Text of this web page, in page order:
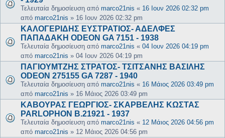
Τελευταία δημοσίευση από marco21nis « 16 Ιουν 2026 02:32 pm
από marco21nis » 16 Ιουν 2026 02:32 pm
ΚΑΛΟΓΕΡΙΔΗΣ ΕΥΣΤΡΑΤΙΟΣ- ΑΔΕΛΦΕΣ
ΠΑΠΑΔΑΚΗ ODEON GA 7151 - 1938
Τελευταία δημοσίευση από marco21nis « 04 Ιουν 2026 04:19 pm
από marco21nis » 04 Ιουν 2026 04:19 pm
ΠΑΓΙΟΥΜΤΖΗΣ ΣΤΡΑΤΟΣ- ΤΣΙΤΣΑΝΗΣ ΒΑΣΙΛΗΣ
ODEON 275155 GA 7287 - 1940
Τελευταία δημοσίευση από marco21nis « 16 Μάιος 2026 03:49 pm
από marco21nis » 16 Μάιος 2026 03:49 pm
ΚΑΒΟΥΡΑΣ ΓΕΩΡΓΙΟΣ- ΣΚΑΡΒΕΛΗΣ ΚΩΣΤΑΣ
PARLOPHON B.21921 - 1937
Τελευταία δημοσίευση από marco21nis « 12 Μάιος 2026 04:56 pm
από marco21nis » 12 Μάιος 2026 04:56 pm